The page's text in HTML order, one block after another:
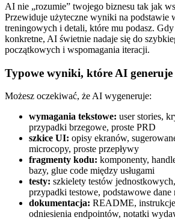
AI nie „rozumie” twojego biznesu tak jak
Przewiduje użyteczne wyniki na podstawie
treningowych i detali, które mu podasz.
konkretne, AI świetnie nadaje się do
początkowych i wspomagania iteracji.
Typowe wyniki, które AI generuje
Możesz oczekiwać, że AI wygeneruje:
wymagania tekstowe: user stories,
przypadki brzegowe, proste PRD
szkice UI: opisy ekranów,
microcopy, proste przepływy
fragmenty kodu: komponenty,
bazy, glue code między usługami
testy: szkielety testów
przypadki testowe, podstawowe dane
dokumentacja: README,
odniesienia endpointów, notatki